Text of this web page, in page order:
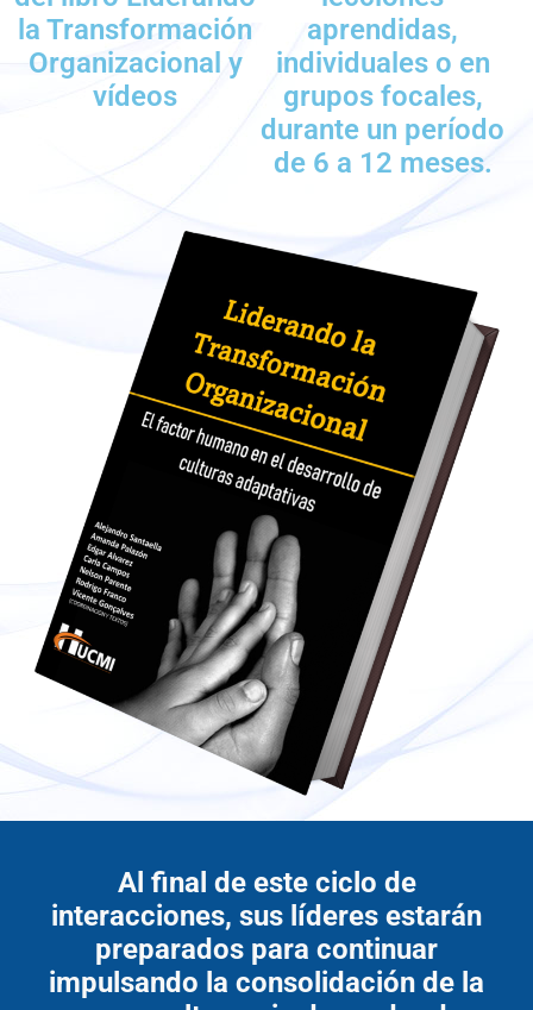
la Transformación
Organizacional y
vídeos
aprendidas,
individuales o en
grupos focales,
durante un período
de 6 a 12 meses.
Al final de este ciclo de
interacciones, sus líderes estarán
preparados para continuar
impulsando la consolidación de la